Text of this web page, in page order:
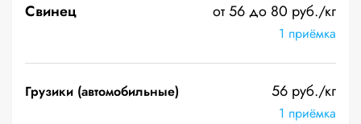
Свинец от 56 до 80 руб./кг
1 приёмка
Грузики (автомобильные) 56 руб./кг
1 приёмка